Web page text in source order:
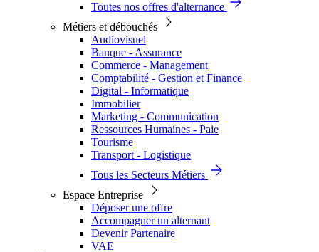
Toutes nos offres d'alternance
Métiers et débouchés
Audiovisuel
Banque - Assurance
Commerce - Management
Comptabilité - Gestion et Finance
Digital - Informatique
Immobilier
Marketing - Communication
Ressources Humaines - Paie
Tourisme
Transport - Logistique
Tous les Secteurs Métiers
Espace Entreprise
Déposer une offre
Accompagner un alternant
Devenir Partenaire
VAE